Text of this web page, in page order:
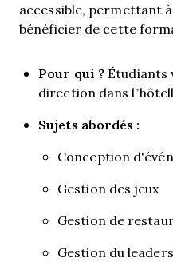
accessible, permettant
bénéficier de cette
Pour qui ? Étudiants
direction dans
Sujets abordés :
Conception
Gestion des jeux
Gestion de
Gestion du